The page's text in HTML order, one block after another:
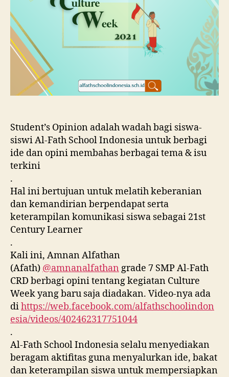
Student’s Opinion adalah wadah bagi siswa-
siswi Al-Fath School Indonesia untuk berbagi
ide dan opini membahas berbagai tema & isu
terkini
.
Hal ini bertujuan untuk melatih keberanian
dan kemandirian berpendapat serta
keterampilan komunikasi siswa sebagai 21st
Century Learner
.
Kali ini, Amnan Alfathan
(Afath) @amnanalfathan grade 7 SMP Al-Fath
CRD berbagi opini tentang kegiatan Culture
Week yang baru saja diadakan. Video-nya ada
dihttps://web.facebook.com/alfathschoolindon
esia/videos/402462317751044
.
Al-Fath School Indonesia selalu menyediakan
beragam aktifitas guna menyalurkan ide, bakat
dan keterampilan siswa untuk mempersiapkan